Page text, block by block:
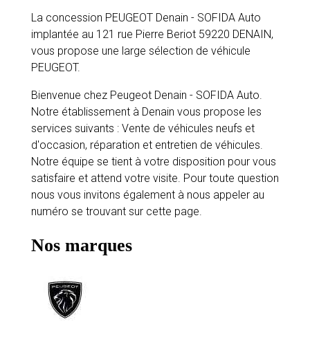
La concession PEUGEOT Denain - SOFIDA Auto
implantée au 121 rue Pierre Beriot 59220 DENAIN,
vous propose une large sélection de véhicule
PEUGEOT.
Bienvenue chez Peugeot Denain - SOFIDA Auto.
Notre établissement à Denain vous propose les
services suivants : Vente de véhicules neufs et
d'occasion, réparation et entretien de véhicules.
Notre équipe se tient à votre disposition pour vous
satisfaire et attend votre visite. Pour toute question
nous vous invitons également à nous appeler au
numéro se trouvant sur cette page.
Nos marques